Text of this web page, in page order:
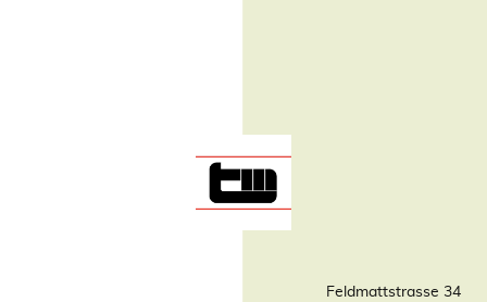
Feldmattstrasse 34